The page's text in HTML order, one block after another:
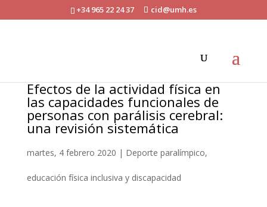
+34 965 22 24 37 cid@umh.es
Efectos de la actividad física en
las capacidades funcionales de
personas con parálisis cerebral:
una revisión sistemática
martes, 4 febrero 2020 | Deporte paralímpico,
educación física inclusiva y discapacidad